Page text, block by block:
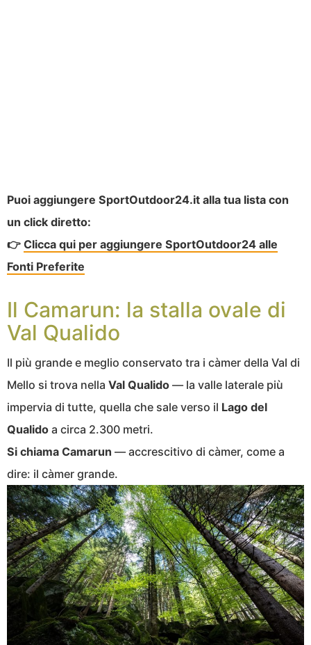
Puoi aggiungere SportOutdoor24.it alla tua lista con
un click diretto:
👉 Clicca qui per aggiungere SportOutdoor24 alle
Fonti Preferite
Il Camarun: la stalla ovale di
Val Qualido
Il più grande e meglio conservato tra i càmer della Val di
Mello si trova nella Val Qualido — la valle laterale più
impervia di tutte, quella che sale verso il Lago del
Qualido a circa 2.300 metri.
Si chiama Camarun — accrescitivo di càmer, come a
dire: il càmer grande.